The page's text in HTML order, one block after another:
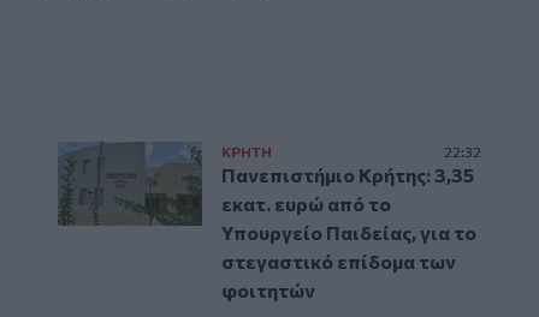
ΚΡΗΤΗ 22:32
Πανεπιστήμιο Κρήτης: 3,35
εκατ. ευρώ από το
Υπουργείο Παιδείας, για το
στεγαστικό επίδομα των
φοιτητών